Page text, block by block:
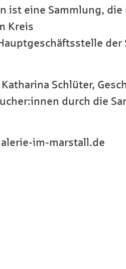
eine Sammlung, die
Kreis
der
Schlüter,
durch die
im-marstall.de